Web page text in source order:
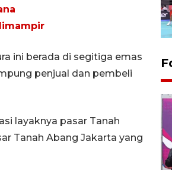
ini berada di segitiga emas
penjual dan pembeli
layaknya pasar Tanah
Tanah Abang Jakarta yang